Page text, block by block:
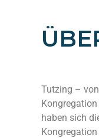
Tutzing –
haben sich